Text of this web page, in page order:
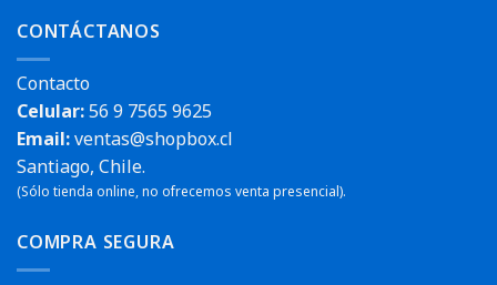
CONTÁCTANOS
Contacto
Celular:56 9 7565 9625
Email:ventas@shopbox.cl
Santiago, Chile.
(Sólo tienda online, no ofrecemos venta presencial).
COMPRA SEGURA